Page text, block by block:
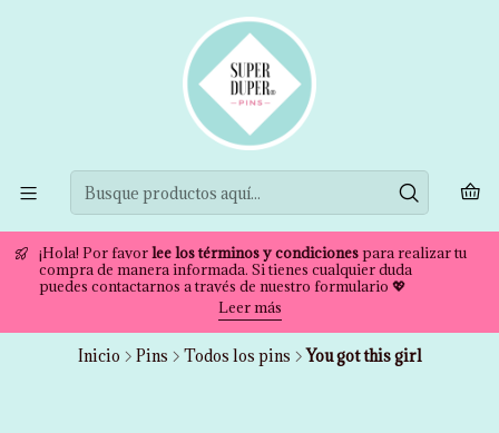
¡Hola! Por favorlee los términos y condicionespara realizar tu
compra de manera informada. Si tienes cualquier duda
puedes contactarnos a través de nuestro formulario 💖
Leer más
Inicio Pins Todos los pins You got this girl